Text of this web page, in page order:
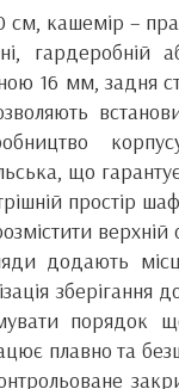
кашемір –
гардеробній
16 мм, задня
що гарантує
простір
верхній
додають
зберігання
порядок
плавно та